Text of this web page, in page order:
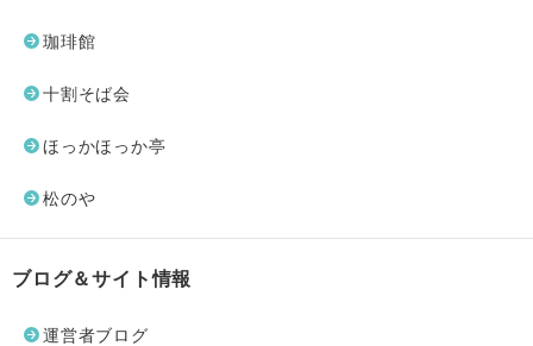
珈琲館
十割そば会
ほっかほっか亭
松のや
ブログ＆サイト情報
運営者ブログ